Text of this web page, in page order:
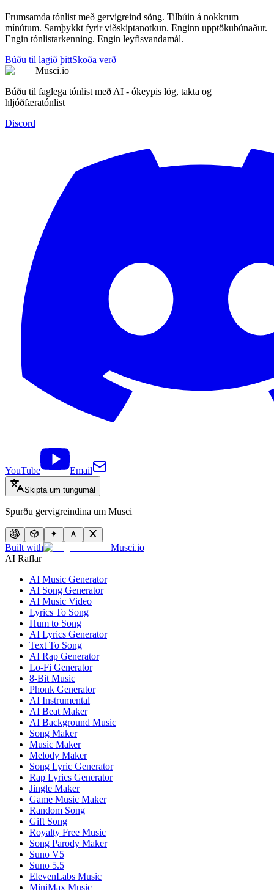
Frumsamda tónlist með gervigreind söng. Tilbúin á nokkrum
mínútum. Samþykkt fyrir viðskiptanotkun. Enginn upptökubúnaður.
Engin tónlistarkenning. Engin leyfisvandamál.
Búðu til lagið þittSkoða verð
Musci.io
Búðu til faglega tónlist með AI - ókeypis lög, takta og
hljóðfæratónlist
Discord
YouTube Email
Skipta um tungumál
Spurðu gervigreindina um Musci
Built with
Musci.io
AI Raflar
AI Music Generator
AI Song Generator
AI Music Video
Lyrics To Song
Hum to Song
AI Lyrics Generator
Text To Song
AI Rap Generator
Lo-Fi Generator
8-Bit Music
Phonk Generator
AI Instrumental
AI Beat Maker
AI Background Music
Song Maker
Music Maker
Melody Maker
Song Lyric Generator
Rap Lyrics Generator
Jingle Maker
Game Music Maker
Random Song
Gift Song
Royalty Free Music
Song Parody Maker
Suno V5
Suno 5.5
ElevenLabs Music
MiniMax Music